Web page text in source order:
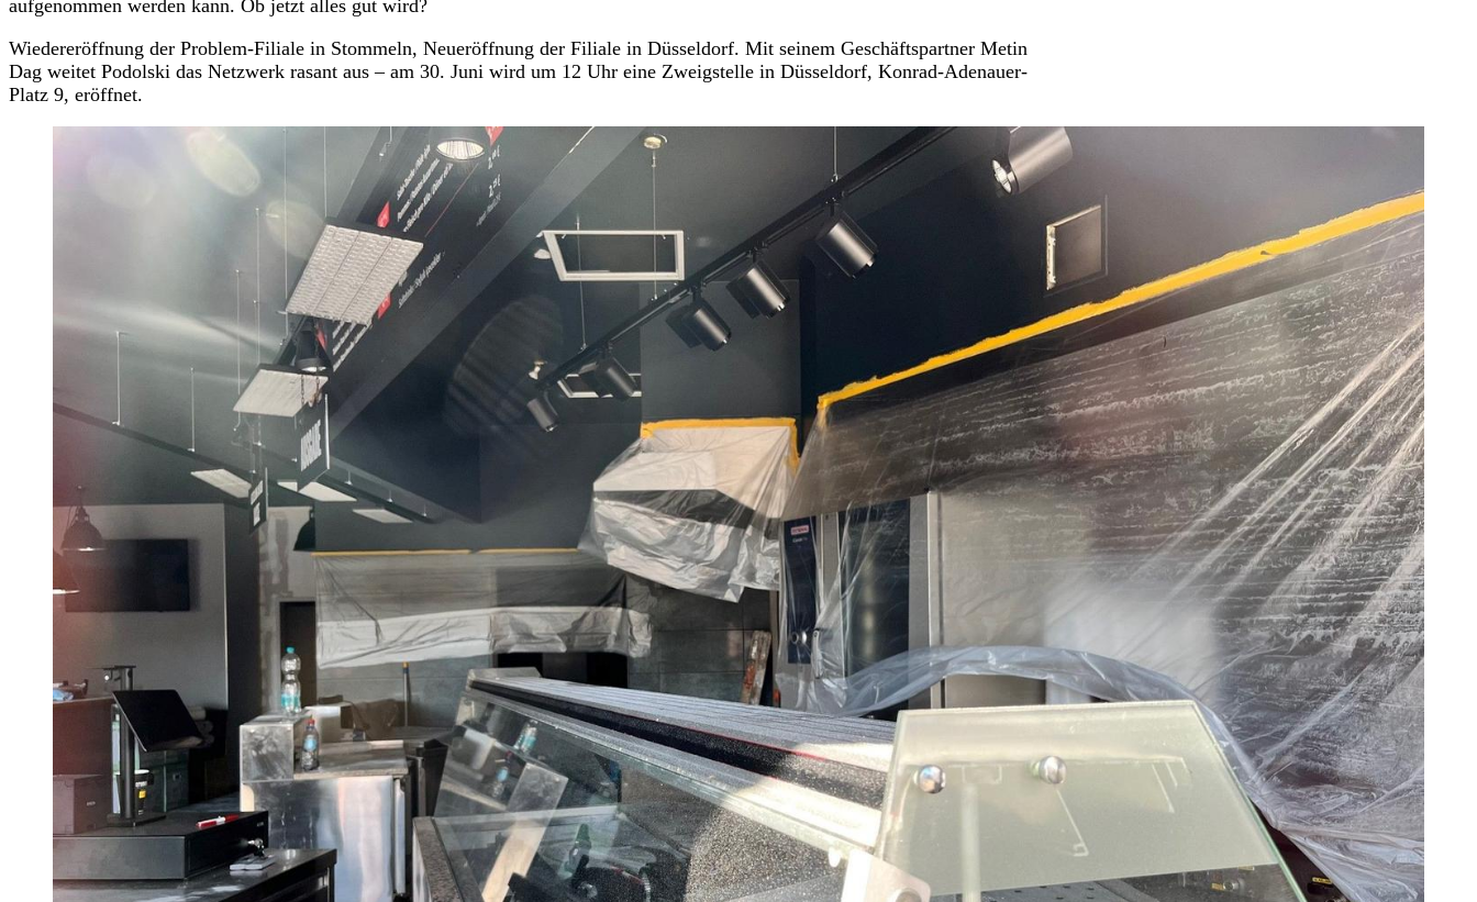
aufgenommen werden kann. Ob jetzt alles gut wird?
Wiedereröffnung der Problem-Filiale in Stommeln, Neueröffnung der Filiale in Düsseldorf. Mit seinem Geschäftspartner Metin
Dag weitet Podolski das Netzwerk rasant aus – am 30. Juni wird um 12 Uhr eine Zweigstelle in Düsseldorf, Konrad-Adenauer-
Platz 9, eröffnet.